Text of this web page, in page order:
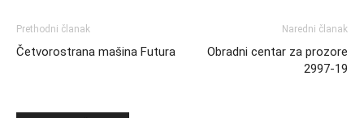
Prethodni članak
Četvorostrana mašina Futura
Naredni članak
Obradni centar za prozore
2997-19